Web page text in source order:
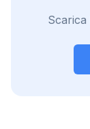
Scarica